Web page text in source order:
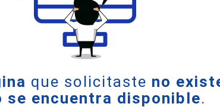
que solicitaste no
se encuentra disponible.